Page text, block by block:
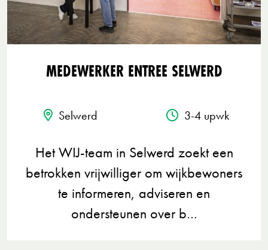
MEDEWERKER ENTREE SELWERD
Selwerd 3-4 upwk
Het WIJ-team in Selwerd zoekt een
betrokken vrijwilliger om wijkbewoners
te informeren, adviseren en
ondersteunen over b…